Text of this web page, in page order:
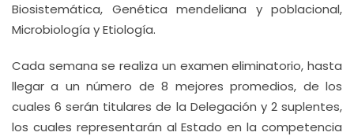
Biosistemática, Genética mendeliana y poblacional,
Microbiología y Etiología.
Cada semana se realiza un examen eliminatorio, hasta
llegar a un número de 8 mejores promedios, de los
cuales 6 serán titulares de la Delegación y 2 suplentes,
los cuales representarán al Estado en la competencia